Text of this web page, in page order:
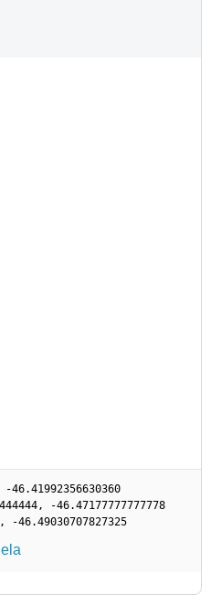
46.41992356630360
-46.47177777777778
-46.49030707827325